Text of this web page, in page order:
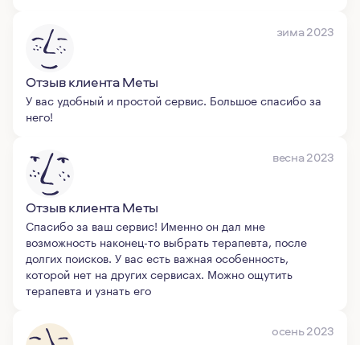
зима 2023
Отзыв клиента Меты
У вас удобный и простой сервис. Большое спасибо за
него!
весна 2023
Отзыв клиента Меты
Спасибо за ваш сервис! Именно он дал мне
возможность наконец-то выбрать терапевта, после
долгих поисков. У вас есть важная особенность,
которой нет на других сервисах. Можно ощутить
терапевта и узнать его
осень 2023